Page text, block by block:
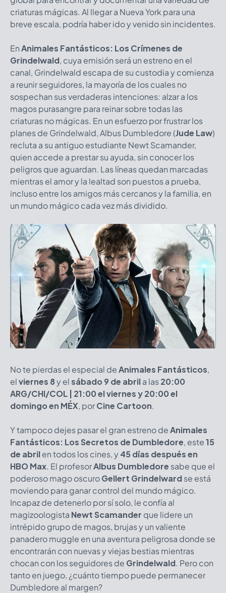
criaturas mágicas. Al llegar a Nueva York para una
breve escala, podría haber ido y venido sin incidentes.
EnAnimales Fantásticos: Los Crímenes de
Grindelwald, cuya emisión será un estreno en el
canal, Grindelwald escapa de su custodia y comienza
a reunir seguidores, la mayoría de los cuales no
sospechan sus verdaderas intenciones: alzar a los
magos purasangre para reinar sobre todas las
criaturas no mágicas. En un esfuerzo por frustrar los
planes de Grindelwald, Albus Dumbledore (Jude Law)
recluta a su antiguo estudiante Newt Scamander,
quien accede a prestar su ayuda, sin conocer los
peligros que aguardan. Las líneas quedan marcadas
mientras el amor y la lealtad son puestos a prueba,
incluso entre los amigos más cercanos y la familia, en
un mundo mágico cada vez más dividido.
No te pierdas el especial deAnimales Fantásticos,
elviernes 8y elsábado 9 de abrila las20:00
ARG/CHI/COL
21:00 el viernes y 20:00 el
domingo en MÉX, porCine Cartoon.
Y tampoco dejes pasar el gran estreno deAnimales
Fantásticos: Los Secretos de Dumbledore, este15
de abrilen todos los cines, y45 días después en
HBO Max. El profesorAlbus Dumbledore sabe que el
poderoso mago oscuroGellert Grindelwardse está
moviendo para ganar control del mundo mágico.
Incapaz de detenerlo por sí solo, le confía al
magizoologista Newt Scamander que lidere un
intrépido grupo de magos, brujas y un valiente
panadero muggle en una aventura peligrosa donde se
encontrarán con nuevas y viejas bestias mientras
chocan con los seguidores de Grindelwald. Pero con
tanto en juego, ¿cuánto tiempo puede permanecer
Dumbledore al margen?